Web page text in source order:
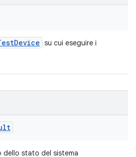
Device su cui eseguire i
stato del sistema